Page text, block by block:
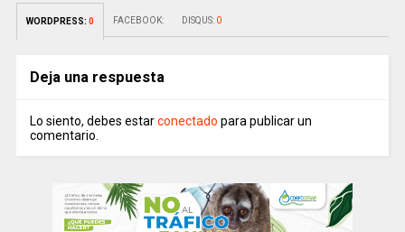
WORDPRESS: 0 FACEBOOK: DISQUS: 0
Deja una respuesta
Lo siento, debes estarconectado para publicar un
comentario.